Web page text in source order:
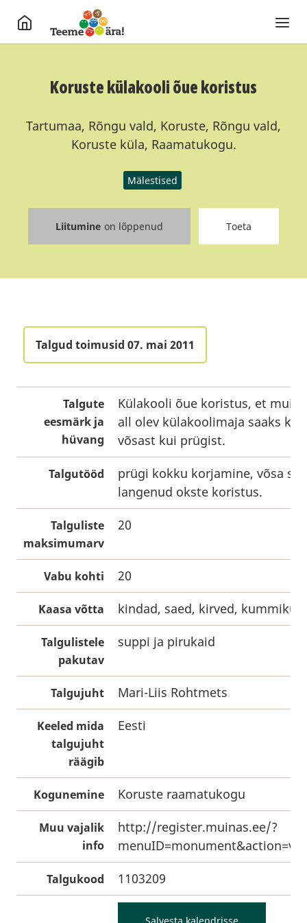
Koruste külakooli õue koristus
Tartumaa, Rõngu vald, Koruste, Rõngu vald,
Koruste küla, Raamatukogu.
Mälestised
Liitumine on lõppenud Toeta
Talgud toimusid 07. mai 2011
Talgute
eesmärk ja
hüvang
Külakooli õue koristus, et
all olev külakoolimaja saaks
võsast kui prügist.
Talgutööd
prügi kokku korjamine, võsa
langenud okste koristus.
Talguliste
maksimumarv
20
Vabu kohti 20
Kaasa võtta kindad, saed, kirved, kummikud.
Talgulistele
pakutav
suppi ja pirukaid
Talgujuht Mari-Liis Rohtmets
Keeled mida
talgujuht
räägib
Eesti
Kogunemine Koruste raamatukogu
Muu vajalik
info
http://register.muinas.ee/?
Talgukood 1103209